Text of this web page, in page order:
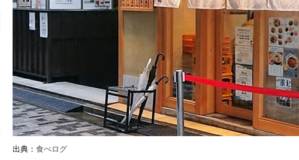
出典： 食べログ